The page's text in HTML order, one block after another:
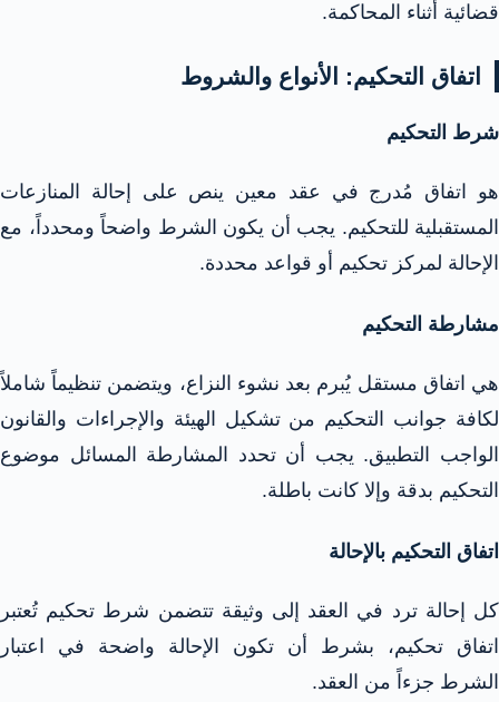
قضائية أثناء المحاكمة.​
اتفاق التحكيم: الأنواع والشروط
شرط التحكيم
هو اتفاق مُدرج في عقد معين ينص على إحالة المنازعات
المستقبلية للتحكيم. يجب أن يكون الشرط واضحاً ومحدداً، مع
الإحالة لمركز تحكيم أو قواعد محددة.​
مشارطة التحكيم
هي اتفاق مستقل يُبرم بعد نشوء النزاع، ويتضمن تنظيماً شاملاً
لكافة جوانب التحكيم من تشكيل الهيئة والإجراءات والقانون
الواجب التطبيق. يجب أن تحدد المشارطة المسائل موضوع
التحكيم بدقة وإلا كانت باطلة.​
اتفاق التحكيم بالإحالة
كل إحالة ترد في العقد إلى وثيقة تتضمن شرط تحكيم تُعتبر
اتفاق تحكيم، بشرط أن تكون الإحالة واضحة في اعتبار
الشرط جزءاً من العقد.​​